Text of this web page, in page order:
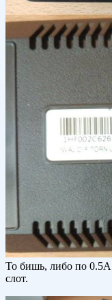
То бишь, либо по 0.5А
слот.